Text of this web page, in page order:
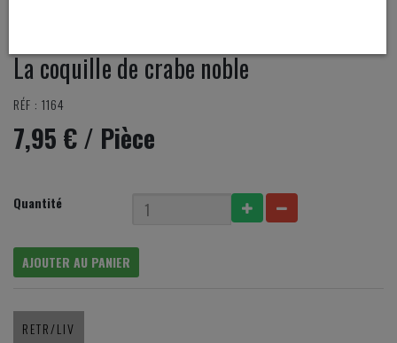
La coquille de crabe noble
RÉF : 1164
7,95 €/ Pièce
Quantité
AJOUTER AU PANIER
RETR/LIV